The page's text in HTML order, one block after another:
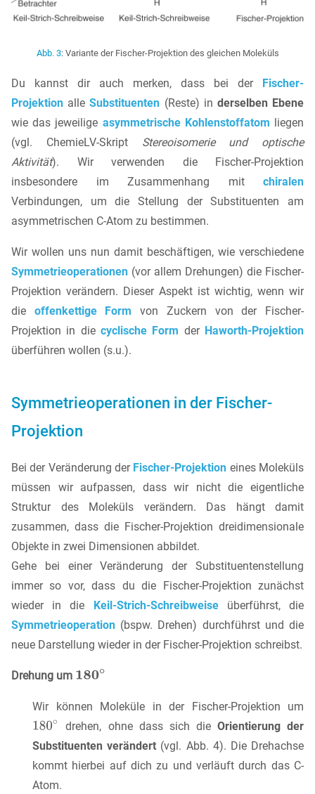
Abb. 3: Variante der Fischer-Projektion des gleichen Moleküls
Du kannst dir auch merken, dass bei der Fischer-
Projektion alleSubstituenten (Reste) in derselben Ebene
wie das jeweilige asymmetrische Kohlenstoffatom liegen
(vgl. ChemieLV-Skript Stereoisomerie und optische
Aktivität). Wir verwenden die Fischer-Projektion
insbesondere im Zusammenhang mit chiralen
Verbindungen, um die Stellung der Substituenten am
asymmetrischen C-Atom zu bestimmen.
Wir wollen uns nun damit beschäftigen, wie verschiedene
Symmetrieoperationen (vor allem Drehungen) die Fischer-
Projektion verändern. Dieser Aspekt ist wichtig, wenn wir
die offenkettige Form von Zuckern von der Fischer-
Projektion in die cyclische Form der Haworth-Projektion
überführen wollen (s.u.).
Symmetrieoperationen in der Fischer-
Projektion
Bei der Veränderung der Fischer-Projektion eines Moleküls
müssen wir aufpassen, dass wir nicht die eigentliche
Struktur des Moleküls verändern. Das hängt damit
zusammen, dass die Fischer-Projektion dreidimensionale
Objekte in zwei Dimensionen abbildet.
Gehe bei einer Veränderung der Substituentenstellung
immer so vor, dass du die Fischer-Projektion zunächst
wieder in die Keil-Strich-Schreibweiseüberführst, die
Symmetrieoperation (bspw. Drehen) durchführst und die
neue Darstellung wieder in der Fischer-Projektion schreibst.
Drehung um
Wir können Moleküle in der Fischer-Projektion um
drehen, ohne dass sich die Orientierung der
Substituenten verändert (vgl. Abb. 4). Die Drehachse
kommt hierbei auf dich zu und verläuft durch das C-
Atom.